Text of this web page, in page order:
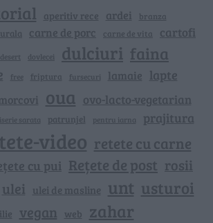
aperitiv rece ardei branza
carne de porc carne de vita cartofi
desert dovlecei dulciuri faina
free friptura fursecuri lamaie lapte
oua ovo-lacto-vegetarian
sarata patrunjel pentru iarna prajitura
video retete cu carne
cu pui Rețete de post rosii
ulei ulei de masline unt usturoi
vegan web zahar